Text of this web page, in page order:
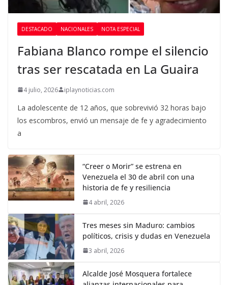
DESTACADO NACIONALES NOTA ESPECIAL
Fabiana Blanco rompe el silencio
tras ser rescatada en La Guaira
4 julio, 2026 iplaynoticias.com
La adolescente de 12 años, que sobrevivió 32 horas bajo
los escombros, envió un mensaje de fe y agradecimiento
a
“Creer o Morir” se estrena en
Venezuela el 30 de abril con una
historia de fe y resiliencia
4 abril, 2026
Tres meses sin Maduro: cambios
políticos, crisis y dudas en Venezuela
3 abril, 2026
Alcalde José Mosquera fortalece